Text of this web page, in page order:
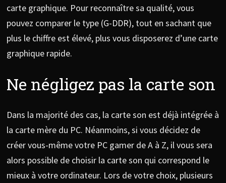
carte graphique. Pour reconnaître sa qualité, vous
pouvez comparer le type (G-DDR), tout en sachant que
plus le chiffre est élevé, plus vous disposerez d’une carte
graphique rapide.
Ne négligez pas la carte son
Dans la majorité des cas, la carte son est déjà intégrée à
la carte mère du PC. Néanmoins, si vous décidez de
créer vous-même votre PC gamer de A à Z, il vous sera
alors possible de choisir la carte son qui correspond le
mieux à votre ordinateur. Lors de votre choix, plusieurs